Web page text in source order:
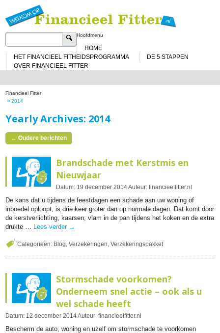
Zoeken
naar:
Hoofdmenu
HOME
HET FINANCIEEL FITHEIDSPROGRAMMA
DE 5 STAPPEN
OVER FINANCIEEL FITTER
Financieel Fitter
» 2014
Yearly Archives: 2014
← Oudere berichten
Brandschade met Kerstmis en
Nieuwjaar
Datum: 19 december 2014Auteur: financieelfitter.nl
De kans dat u tijdens de feestdagen een schade aan uw woning of
inboedel oploopt, is drie keer groter dan op normale dagen. Dat komt door
de kerstverlichting, kaarsen, vlam in de pan tijdens het koken en de extra
drukte …
Lees verder →
Categorieën: Blog,Verzekeringen,Verzekeringspakket
Stormschade voorkomen?
Onderneem snel actie – ook als u
wel schade heeft
Datum: 12 december 2014Auteur: financieelfitter.nl
Bescherm de auto, woning en uzelf om stormschade te voorkomen